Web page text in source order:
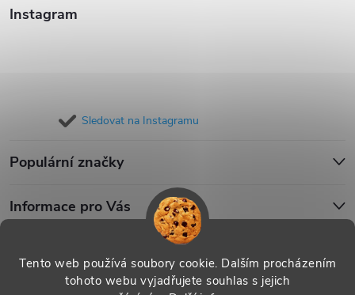
Tento web používá soubory cookie. Dalším procházením
tohoto webu vyjadřujete souhlas s jejich
Instagram
Sledovat na Instagramu
Populární značky
Informace pro Vás